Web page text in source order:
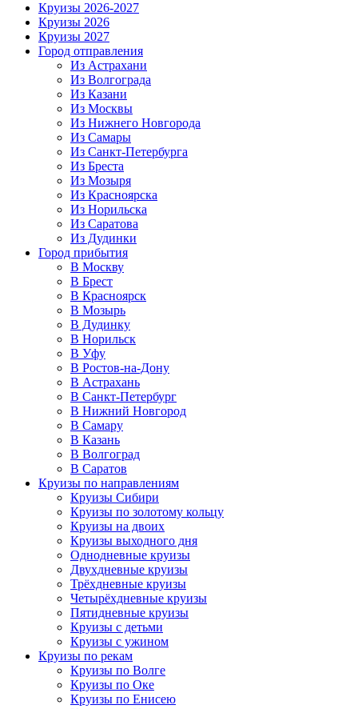
Круизы 2026-2027
Круизы 2026
Круизы 2027
Город отправления
Из Астрахани
Из Волгограда
Из Казани
Из Москвы
Из Нижнего Новгорода
Из Самары
Из Санкт-Петербурга
Из Бреста
Из Мозыря
Из Красноярска
Из Норильска
Из Саратова
Из Дудинки
Город прибытия
В Москву
В Брест
В Красноярск
В Мозырь
В Дудинку
В Норильск
В Уфу
В Ростов-на-Дону
В Астрахань
В Санкт-Петербург
В Нижний Новгород
В Самару
В Казань
В Волгоград
В Саратов
Круизы по направлениям
Круизы Сибири
Круизы по золотому кольцу
Круизы на двоих
Круизы выходного дня
Однодневные круизы
Двухдневные круизы
Трёхдневные круизы
Четырёхдневные круизы
Пятидневные круизы
Круизы с детьми
Круизы с ужином
Круизы по рекам
Круизы по Волге
Круизы по Оке
Круизы по Енисею